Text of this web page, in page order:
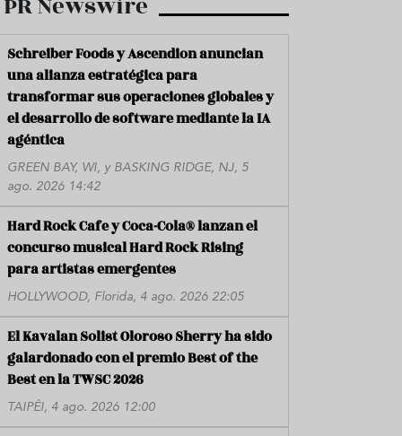
Schreiber Foods y Ascendion anuncian
una alianza estratégica para
transformar sus operaciones globales y
el desarrollo de software mediante la IA
agéntica
GREEN BAY, WI, y BASKING RIDGE, NJ, 5
ago. 2026 14:42
Hard Rock Cafe y Coca-Cola® lanzan el
concurso musical Hard Rock Rising
para artistas emergentes
HOLLYWOOD, Florida, 4 ago. 2026 22:05
El Kavalan Solist Oloroso Sherry ha sido
galardonado con el premio Best of the
Best en la TWSC 2026
TAIPÉI, 4 ago. 2026 12:00